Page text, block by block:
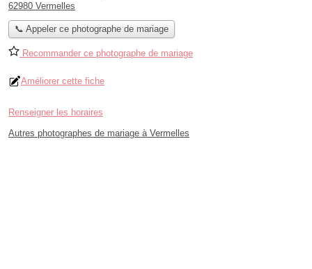
62980 Vermelles
📞 Appeler ce photographe de mariage
Recommander ce photographe de mariage
Améliorer cette fiche
Renseigner les horaires
Autres photographes de mariage à Vermelles